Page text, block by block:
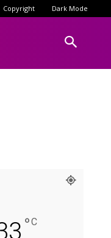
Copyright Dark Mode
°C